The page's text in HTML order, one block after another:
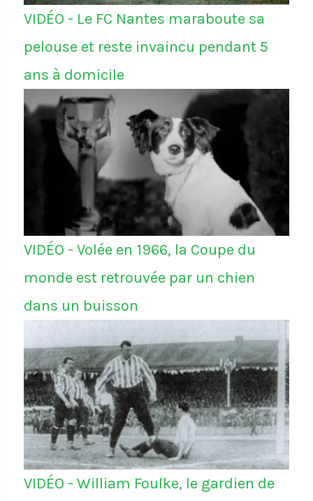
VIDÉO - Le FC Nantes maraboute sa
pelouse et reste invaincu pendant 5
ans à domicile
VIDÉO - Volée en 1966, la Coupe du
monde est retrouvée par un chien
dans un buisson
VIDÉO - William Foulke, le gardien de